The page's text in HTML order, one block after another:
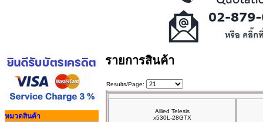
หมวดสินค้า
รายการสินค้า
Results/Page:
Allied Telesis
x530L-28GTX